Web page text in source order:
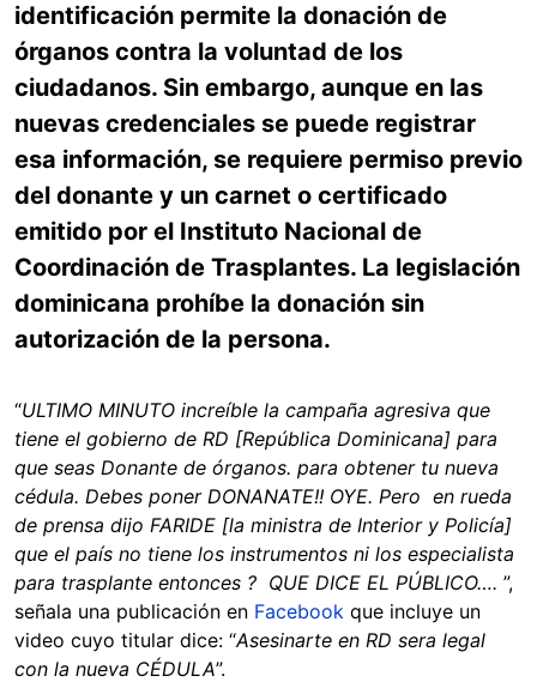
identificación permite la donación de
órganos contra la voluntad de los
ciudadanos. Sin embargo, aunque en las
nuevas credenciales se puede registrar
esa información, se requiere permiso previo
del donante y un carnet o certificado
emitido por el Instituto Nacional de
Coordinación de Trasplantes. La legislación
dominicana prohíbe la donación sin
autorización de la persona.
“ULTIMO MINUTO increíble la campaña agresiva que
tiene el gobierno de RD [República Dominicana] para
que seas Donante de órganos. para obtener tu nueva
cédula. Debes poner DONANATE!! OYE. Pero en rueda
de prensa dijo FARIDE [la ministra de Interior y Policía]
que el país no tiene los instrumentos ni los especialista
para trasplante entonces ? QUE DICE EL PÚBLICO…. ”,
señala una publicación en Facebook que incluye un
video cuyo titular dice: “Asesinarte en RD sera legal
con la nueva CÉDULA”.